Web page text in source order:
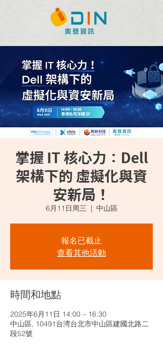
掌握 IT 核心力：Dell
架構下的 虛擬化與資
安新局！
6月11日周三
  |
中山區
報名已截止
查看其他活動
時間和地點
2025年6月11日 14:00 – 16:30
中山區, 10491台湾台北市中山區建國北路二
段52號